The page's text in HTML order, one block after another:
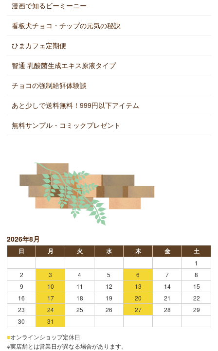
漫画で知るビーミーニー
看板犬チョコ・チップの元気の秘訣
ひまカフェ定期便
智通 乳酸菌生成エキス原液タイプ
チョコの強制給餌体験談
あと少しで送料無料！999円以下アイテム
無料サンプル・コミックプレゼント
2026年8月
日 月 火 水 木 金 土
1
2
3 4 5 6 7
8
9
10 11 12 13 14
15
16
17 18 19 20 21
22
23
24 25 26 27 28
29
30
31
■オンラインショップ定休日
※実店舗とは営業日が異なる場合があります。